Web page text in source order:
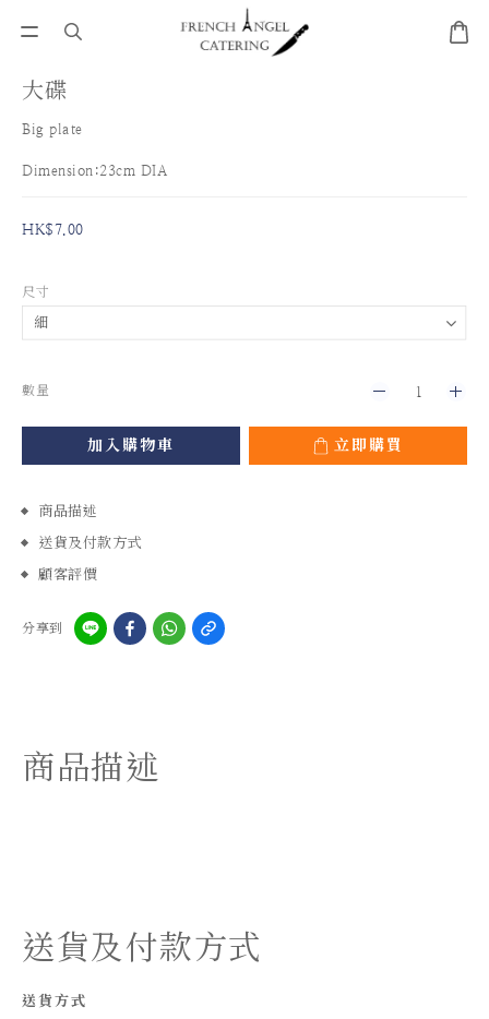
大碟
Big plate
Dimension:23cm DIA
HK$7.00
尺寸
數量
加入購物車 立即購買
商品描述
送貨及付款方式
顧客評價
分享到
商品描述
送貨及付款方式
送貨方式